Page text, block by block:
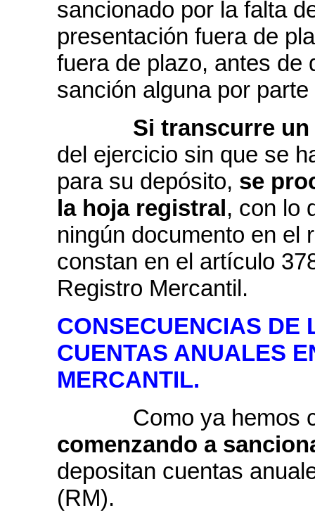
sancionado por la falta
presentación fuera de
fuera de plazo, antes de
sanción alguna por
Si transcurre un
del ejercicio sin que se
para su depósito, se
la hoja registral, con lo
ningún documento en el
constan en el artículo
Registro Mercantil.
CONSECUENCIAS DE
CUENTAS ANUALES
MERCANTIL.
Como ya hemos
comenzando a
depositan cuentas
(RM).